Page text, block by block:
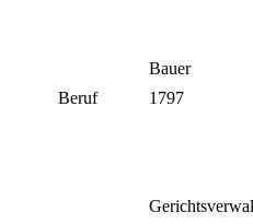
Bauer
Beruf
1797